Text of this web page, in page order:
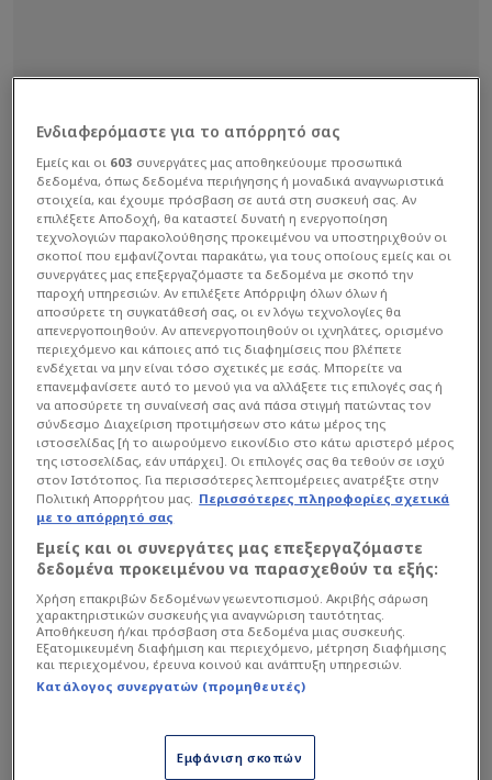
Το ρεπορτάζ θέλει το κυβερνόν κόμμα αλλά και
αυτά της αντιπολίτευσης να έχουν βγάλει τα…
τεφτέρια. Να κοιτούν μία προς μία τις
ημερομηνίες. Τις επικρατέστερες ημέρες για την
ιδανική κάλπη. Πρώτη η Νέα Δημοκρατία. Ο
ιδανική συγκυρία. Να προχωρήσει στην
ανακοίνωση για εκλογές μέσω της παρουσίας του
Ενδιαφερόμαστε για το απόρρητό σας
Εμείς και οι 603 συνεργάτες μας αποθηκεύουμε προσωπικά
δεδομένα, όπως δεδομένα περιήγησης ή μοναδικά αναγνωριστικά
στοιχεία, και έχουμε πρόσβαση σε αυτά στη συσκευή σας. Αν
επιλέξετε Αποδοχή, θα καταστεί δυνατή η ενεργοποίηση
τεχνολογιών παρακολούθησης προκειμένου να υποστηριχθούν οι
σκοποί που εμφανίζονται παρακάτω, για τους οποίους εμείς και οι
συνεργάτες μας επεξεργαζόμαστε τα δεδομένα με σκοπό την
παροχή υπηρεσιών. Αν επιλέξετε Απόρριψη όλων όλων ή
αποσύρετε τη συγκατάθεσή σας, οι εν λόγω τεχνολογίες θα
απενεργοποιηθούν. Αν απενεργοποιηθούν οι ιχνηλάτες, ορισμένο
περιεχόμενο και κάποιες από τις διαφημίσεις που βλέπετε
ενδέχεται να μην είναι τόσο σχετικές με εσάς. Μπορείτε να
επανεμφανίσετε αυτό το μενού για να αλλάξετε τις επιλογές σας ή
να αποσύρετε τη συναίνεσή σας ανά πάσα στιγμή πατώντας τον
σύνδεσμο Διαχείριση προτιμήσεων στο κάτω μέρος της
ιστοσελίδας [ή το αιωρούμενο εικονίδιο στο κάτω αριστερό μέρος
της ιστοσελίδας, εάν υπάρχει]. Οι επιλογές σας θα τεθούν σε ισχύ
στον Ιστότοπος. Για περισσότερες λεπτομέρειες ανατρέξτε στην
Πολιτική Απορρήτου μας. Περισσότερες πληροφορίες σχετικά
με το απόρρητό σας
Εμείς και οι συνεργάτες μας επεξεργαζόμαστε
δεδομένα προκειμένου να παρασχεθούν τα εξής:
Χρήση επακριβών δεδομένων γεωεντοπισμού. Ακριβής σάρωση
χαρακτηριστικών συσκευής για αναγνώριση ταυτότητας.
Αποθήκευση ή/και πρόσβαση στα δεδομένα μιας συσκευής.
Εξατομικευμένη διαφήμιση και περιεχόμενο, μέτρηση διαφήμισης
και περιεχομένου, έρευνα κοινού και ανάπτυξη υπηρεσιών.
Κατάλογος συνεργατών (προμηθευτές)
Εμφάνιση σκοπών